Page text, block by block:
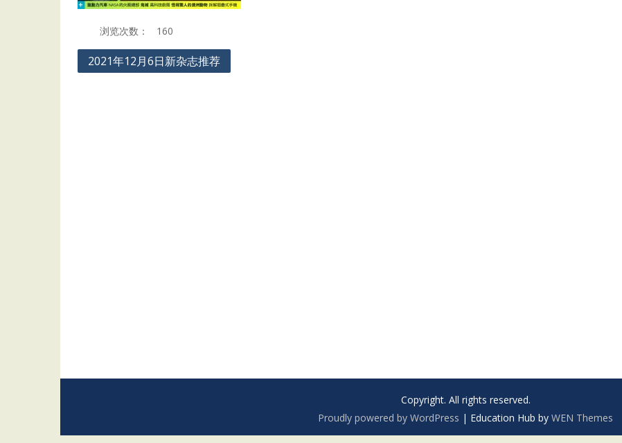
浏览次数： 160
Post
2021年12月6日新杂志推荐
Copyright. All rights reserved.
Proudly powered by WordPress | Education Hub by WEN Themes